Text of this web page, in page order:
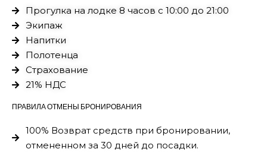
Прогулка на лодке 8 часов с 10:00 до 21:00
Экипаж
Напитки
Полотенца
Страхование
21% НДС
ПРАВИЛА ОТМЕНЫ БРОНИРОВАНИЯ
100% Возврат средств при бронировании,
отмененном за 30 дней до посадки.